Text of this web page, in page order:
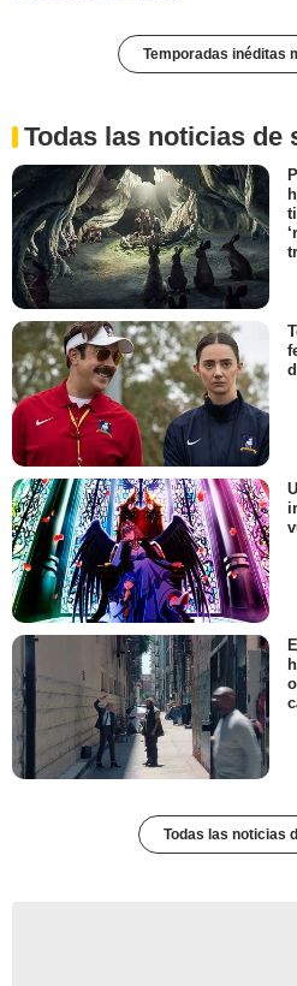
Temporadas inéditas
Todas las noticias de
Todas las noticias